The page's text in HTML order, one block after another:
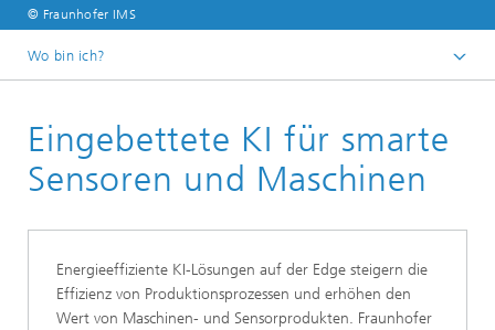
© Fraunhofer IMS
Wo bin ich?
Geschäftsfelder
Eingebettete KI für smarte
Sensoren und Maschinen
Energieeffiziente KI-Lösungen auf der Edge steigern die
Effizienz von Produktionsprozessen und erhöhen den
Wert von Maschinen- und Sensorprodukten. Fraunhofer